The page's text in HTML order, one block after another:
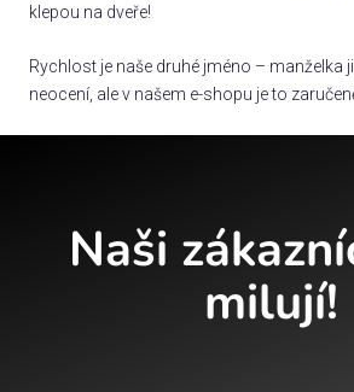
klepou na dveře!
Rychlost je naše druhé jméno – manželka
neocení, ale v našem e-shopu je to
Naši
milují!